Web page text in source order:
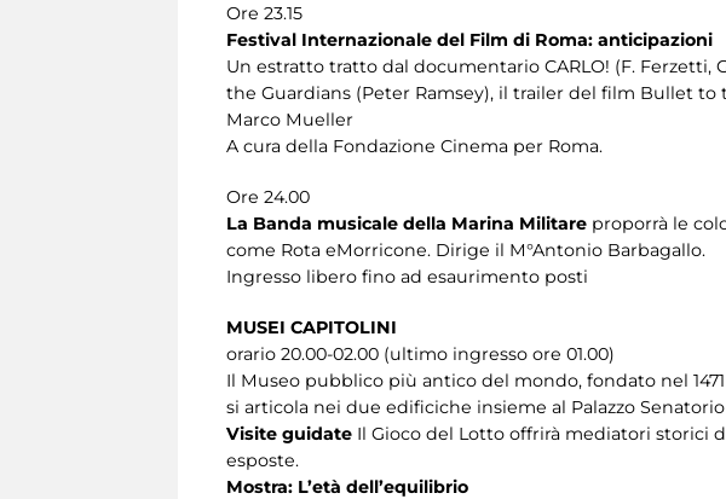
Ore 23.15
Festival Internazionale del Film di Roma: anticipazioni
Un estratto tratto dal documentario CARLO! (F.
the Guardians (Peter Ramsey), il trailer del film Bullet
Marco Mueller
A cura della Fondazione Cinema per Roma.
Ore 24.00
La Banda musicale della Marina Militare proporrà le
come Rota eMorricone. Dirige il M°Antonio Barbagallo.
Ingresso libero fino ad esaurimento posti
MUSEI CAPITOLINI
orario 20.00-02.00 (ultimo ingresso ore 01.00)
Il Museo pubblico più antico del mondo, fondato nel
si articola nei due edificiche insieme al Palazzo
Visite guidate Il Gioco del Lotto offrirà mediatori storici
esposte.
Mostra: L’età dell’equilibrio